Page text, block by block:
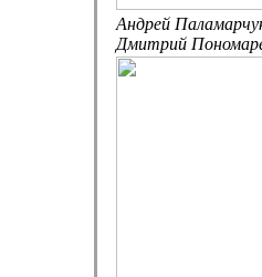
Андрей
Дмитрий